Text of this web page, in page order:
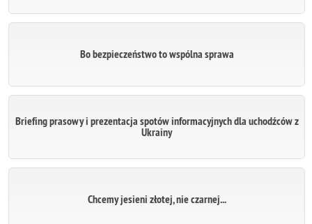
Bo bezpieczeństwo to wspólna sprawa
Briefing prasowy i prezentacja spotów informacyjnych dla uchodźców z
Ukrainy
Chcemy jesieni złotej, nie czarnej...